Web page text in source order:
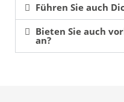
Führen Sie auch
Bieten Sie auch
an?